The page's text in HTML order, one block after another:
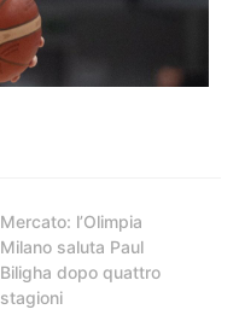
Mercato: l’Olimpia
Milano saluta Paul
Biligha dopo quattro
stagioni